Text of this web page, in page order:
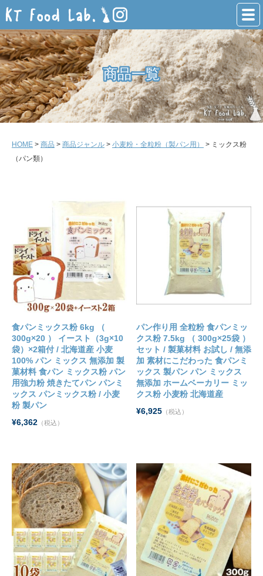
商品一覧
商品一覧
HOME > 商品 > 商品ジャンル > 小麦粉・全粒粉（製パン用）
> ミックス粉
（パン類）
食パンミックス粉 6kg （
300g×20 ） イースト（3g×10
袋）×2箱付 / 北海道産 小麦
100% パン ミックス 無添加 製
菓材料 食パン ミックス粉 パン
用強力粉 焼きたてパン パンミ
ックス パンミックス粉 / 小麦
粉 製パン
¥6,362 （税込）
パン作り用 全粒粉 食パンミッ
クス粉 7.5kg （ 300g×25袋 ）
セット / 製菓材料 お試し / 無添
加 素材にこだわった 食パンミ
ックス 製パン パン ミックス
無添加 ホームベーカリー ミッ
クス粉 小麦粉 北海道産
¥6,925（税込）